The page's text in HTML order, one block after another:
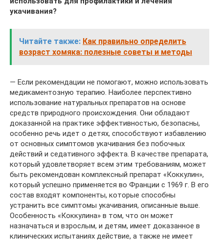
укачивания?
Читайте также: Как правильно определить
возраст хомяка: полезные советы и методы
— Если рекомендации не помогают, можно использовать
медикаментозную терапию. Наиболее перспективно
использование натуральных препаратов на основе
средств природного происхождения. Они обладают
доказанной на практике эффективностью, безопасны,
особенно речь идет о детях, способствуют избавлению
от основных симптомов укачивания без побочных
действий и седативного эффекта. В качестве препарата,
который удовлетворяет всем этим требованиям, может
быть рекомендован комплексный препарат «Коккулин»,
который успешно применяется во Франции с 1969 г. В его
состав входят компоненты, которые способны
устранить все симптомы укачивания, описанные выше.
Особенность «Коккулина» в том, что он может
назначаться и взрослым, и детям, имеет доказанное в
клинических испытаниях действие, а также не имеет